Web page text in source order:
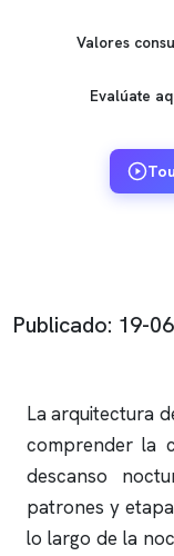
Valores
Evalúate
Publicado: 19-
La arquitectura
comprender la
descanso
patrones y
lo largo de la